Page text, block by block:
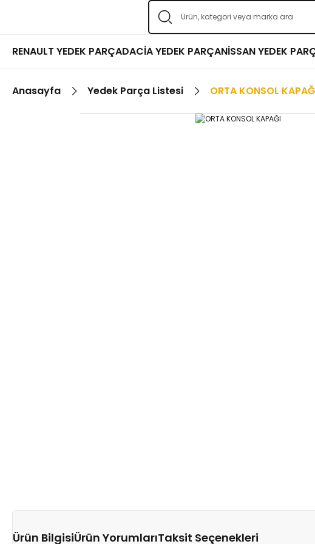
RENAULT YEDEK PARÇADACİA YEDEK PARÇANİSSAN YEDEK
Anasayfa Yedek Parça Listesi ORTA KONSOL
Ürün BilgisiÜrün YorumlarıTaksit Seçenekleri